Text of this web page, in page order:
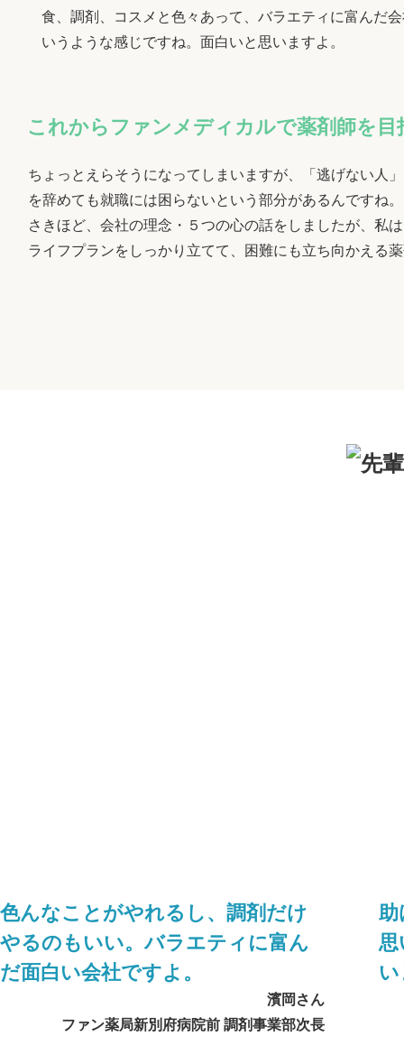
食、調剤、コスメと色々あって、バラエティに富んだ
いうような感じですね。面白いと思いますよ。
これからファンメディカルで薬剤師を目
ちょっとえらそうになってしまいますが、「逃げない人
を辞めても就職には困らないという部分があるんですね
さきほど、会社の理念・５つの心の話をしましたが、私
ライフプランをしっかり立てて、困難にも立ち向かえる
色んなことがやれるし、調剤だけ
やるのもいい。バラエティに富ん
だ面白い会社ですよ。
濱岡さん
ファン薬局新別府病院前 調剤事業部次長
助
思